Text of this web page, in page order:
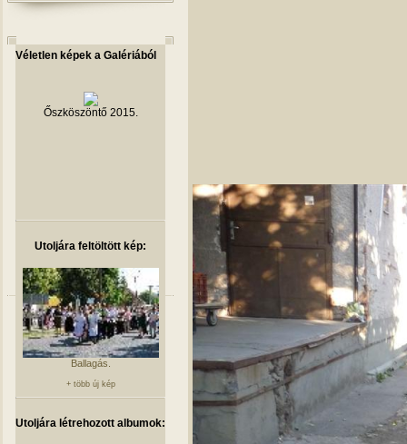
Véletlen képek a Galériából
Őszköszöntő 2015.
Utoljára feltöltött kép:
Ballagás.
+ több új kép
Utoljára létrehozott albumok: